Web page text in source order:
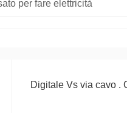
per fare elettricità
Digitale Vs via cavo .